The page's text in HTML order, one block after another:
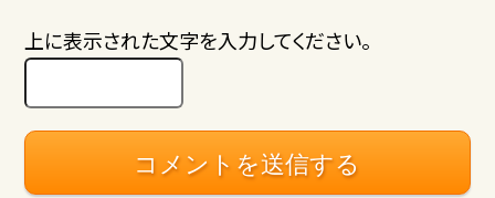
上に表示された文字を入力してください。